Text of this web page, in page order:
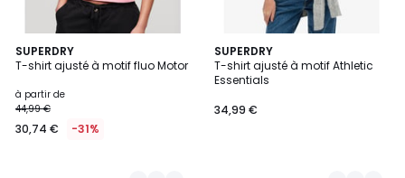
SUPERDRY
T-shirt ajusté à motif fluo Motor
à partir de
44,99 €
30,74 € -31%
3
Couleurs
SUPERDRY
T-shirt ajusté à motif Athletic
Essentials
34,99 €
2
Couleurs